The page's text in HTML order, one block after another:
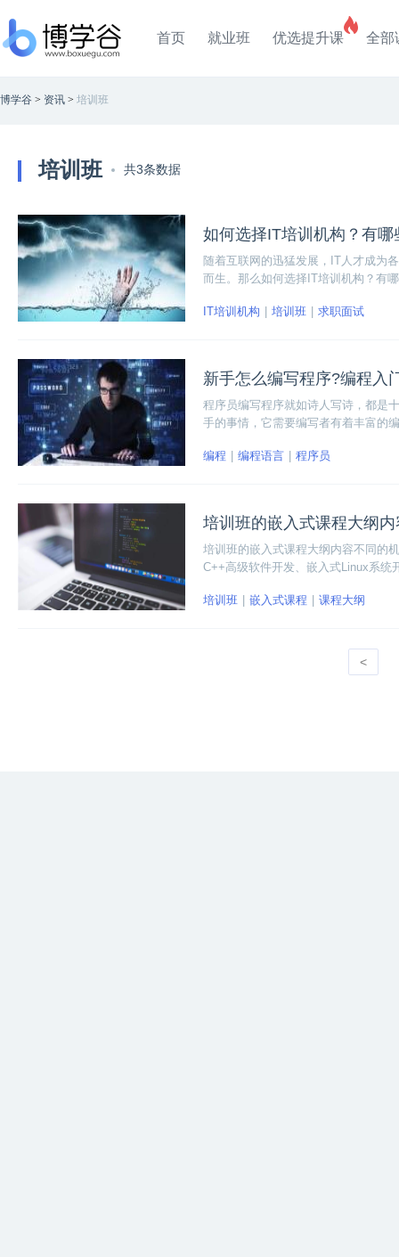
首页 就业班 优选提升课 全部
博学谷 > 资讯 > 培训班
培训班 共3条数据
如何选择IT培训机构？有哪
随着互联网的迅猛发展，IT人才成为
而生。那么如何选择IT培训机构？有
IT培训机构
培训班 求职面试
新手怎么编写程序?编程入
程序员编写程序就如诗人写诗，都是
手的事情，它需要编写者有着丰富的
编程
编程语言 程序员
培训班的嵌入式课程大纲
培训班的嵌入式课程大纲内容不同的
C++高级软件开发、嵌入式Linux系统
培训班 嵌入式课程 课程大纲
<